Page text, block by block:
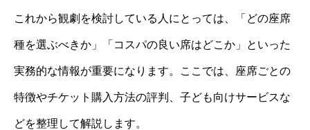
これから観劇を検討している人にとっては、「どの座席
種を選ぶべきか」「コスパの良い席はどこか」といった
実務的な情報が重要になります。ここでは、座席ごとの
特徴やチケット購入方法の評判、子ども向けサービスな
どを整理して解説します。